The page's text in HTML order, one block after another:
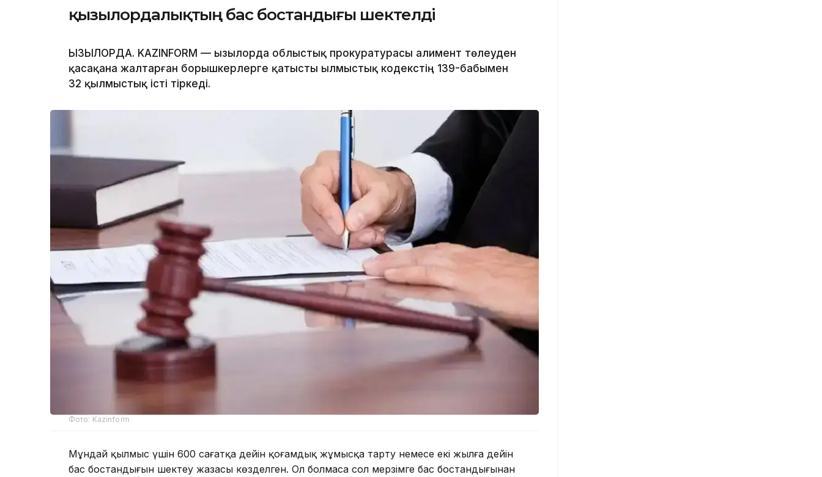
қызылордалықтың бас бостандығы шектелді
ҚЫЗЫЛОРДА. KAZINFORM — Қызылорда облыстық прокуратурасы алимент төлеуден
қасақана жалтарған борышкерлерге қатысты Қылмыстық кодекстің 139-бабымен
32 қылмыстық істі тіркеді.
Фото: Kazinform
Мұндай қылмыс үшін 600 сағатқа дейін қоғамдық жұмысқа тарту немесе екі жылға дейін
бас бостандығын шектеу жазасы көзделген. Ол болмаса сол мерзімге бас бостандығынан